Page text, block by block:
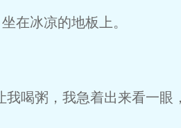
在冰凉的地板上。
我喝粥，我急着出来看一